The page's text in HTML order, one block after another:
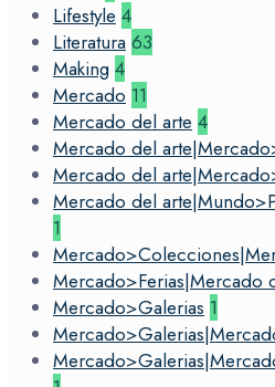
Lifestyle 4
Literatura 63
Making 4
Mercado 11
Mercado del arte 4
Mercado del
Mercado del
Mercado del
1
Mercado>Ferias|Mercado
Mercado>Galerias 1